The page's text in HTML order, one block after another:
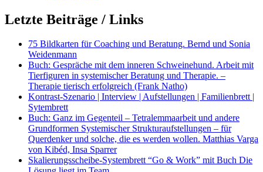
Letzte Beiträge / Links
75 Bildkarten für Coaching und Beratung. Bernd und Sonia
Weidenmann
Buch: Gespräche mit dem inneren Schweinehund. Arbeit mit
Tierfiguren in systemischer Beratung und Therapie. –
Therapie tierisch erfolgreich (Frank Natho)
Kontrast-Szenario | Interview | Aufstellungen | Familienbrett |
Sytembrett
Buch: Ganz im Gegenteil – Tetralemmaarbeit und andere
Grundformen Systemischer Strukturaufstellungen – für
Querdenker und solche, die es werden wollen. Matthias Varga
von Kibéd, Insa Sparrer
Skalierungsscheibe-Systembrett “Go & Work” mit Buch Die